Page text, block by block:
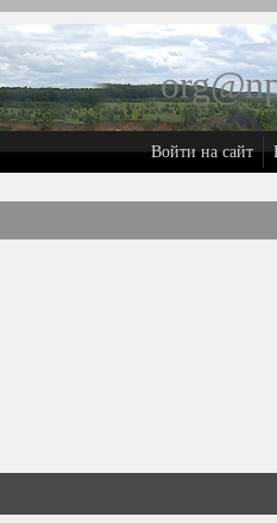
Войти на сайт